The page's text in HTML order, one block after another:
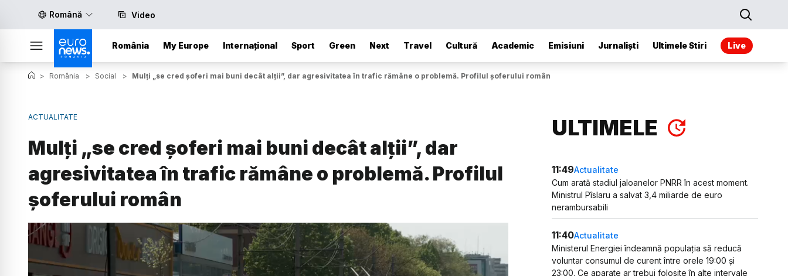
Română Video
România My Europe Internațional Sport Green Next Travel Cultură Academic Emisiuni Jurnaliști Ultimele Stiri Live
> România > Social > Mulți „se cred șoferi mai buni decât alții”, dar agresivitatea în trafic rămâne o problemă. Profilul șoferului român
ACTUALITATE
Mulți „se cred șoferi mai buni decât alții”, dar
agresivitatea în trafic rămâne o problemă. Profilul
șoferului român
ULTIMELE
11:49Actualitate
Cum arată stadiul jaloanelor PNRR în acest moment.
Ministrul Pîslaru a salvat 3,4 miliarde de euro
nerambursabili
11:40Actualitate
Ministerul Energiei îndeamnă populația să reducă
voluntar consumul de curent între orele 19:00 și
23:00. Ce aparate ar trebui folosite în alte intervale